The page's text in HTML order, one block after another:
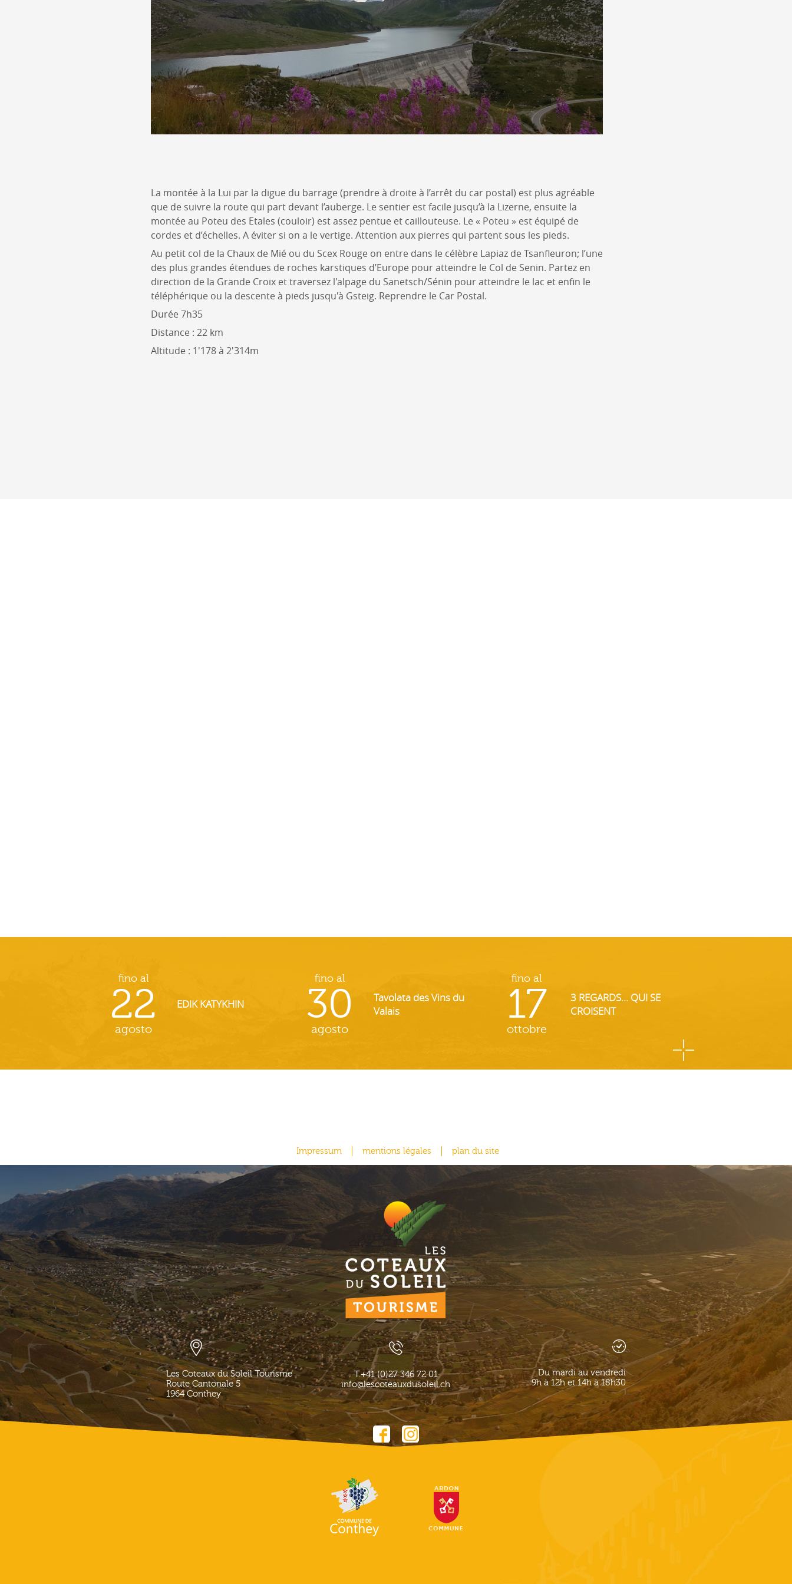
La montée à la Lui par la digue du barrage (prendre à droite à l’arrêt du car postal) est plus agréable
que de suivre la route qui part devant l’auberge. Le sentier est facile jusqu’à la Lizerne, ensuite la
montée au Poteu des Etales (couloir) est assez pentue et caillouteuse. Le « Poteu » est équipé de
cordes et d’échelles. A éviter si on a le vertige. Attention aux pierres qui partent sous les pieds.
Au petit col de la Chaux de Mié ou du Scex Rouge on entre dans le célèbre Lapiaz de Tsanfleuron; l’une
des plus grandes étendues de roches karstiques d’Europe pour atteindre le Col de Senin. Partez en
direction de la Grande Croix et traversez l'alpage du Sanetsch/Sénin pour atteindre le lac et enfin le
téléphérique ou la descente à pieds jusqu'à Gsteig. Reprendre le Car Postal.
Durée 7h35
Distance : 22 km
Altitude : 1'178 à 2'314m
fino al
22
agosto
EDIK KATYKHIN
fino al
30
agosto
Tavolata des Vins du
Valais
fino al
17
ottobre
3 REGARDS... QUI SE
CROISENT
Impressum mentions légales plan du site
Les Coteaux du Soleil Tourisme
Route Cantonale 5
1964 Conthey
T.+41 (0)27 346 72 01
info@lescoteauxdusoleil.ch
Du mardi au vendredi
9h à 12h et 14h à 18h30